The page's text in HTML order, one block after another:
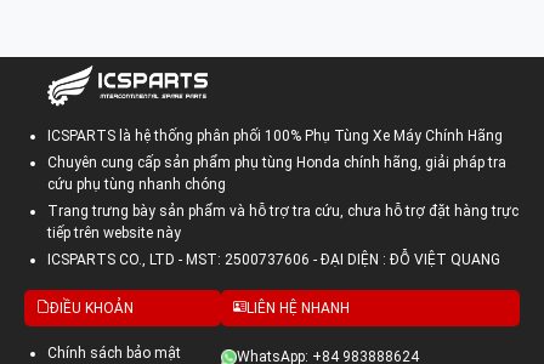
ICSPARTS là hệ thống phân phối 100% Phụ Tùng Xe Máy Chính Hãng
Chuyên cung cấp sản phẩm phụ tùng Honda chính hãng, giải pháp tra
cứu phụ tùng nhanh chóng
Trang trưng bày sản phẩm và hỗ trợ tra cứu, chưa hỗ trợ đặt hàng trực
tiếp trên website này
ICSPARTS CO., LTD - MST: 2500737606 - ĐẠI DIỆN : ĐỖ VIỆT QUANG
ĐIỀU KHOẢN
Chính sách bảo mật
LIÊN HỆ NHANH
WhatsApp: +84 983888624